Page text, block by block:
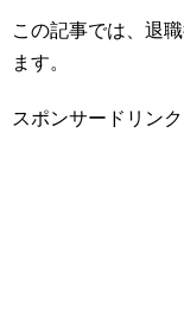
この記事では、退
ます。
スポンサードリンク